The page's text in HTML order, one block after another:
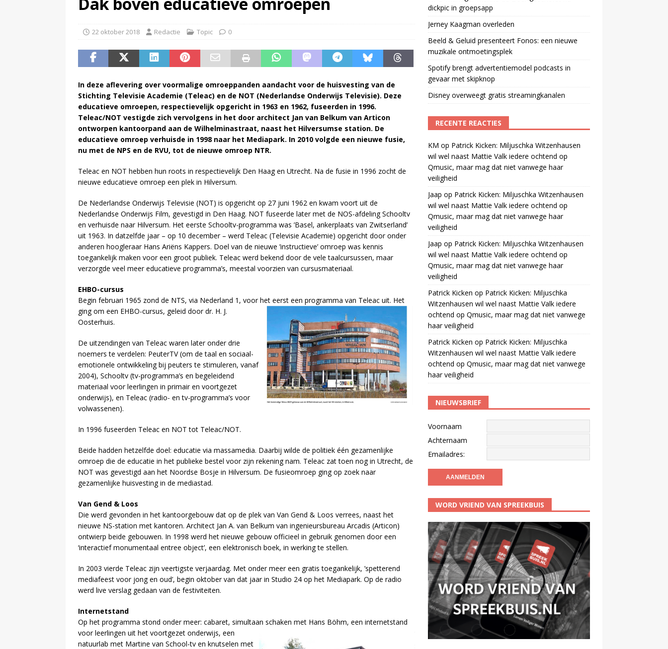
NPO-manager Menno de Boer geschorst na dickpic in groepsapp
22 oktober 2018 Redactie Topic 0
In deze aflevering over voormalige omroeppanden aandacht voor de huisvesting van de
Stichting Televisie Academie (Teleac) en de NOT (Nederlandse Onderwijs Televisie). Deze
educatieve omroepen, respectievelijk opgericht in 1963 en 1962, fuseerden in 1996.
Teleac/NOT vestigde zich vervolgens in het door architect Jan van Belkum van Articon
ontworpen kantoorpand aan de Wilhelminastraat, naast het Hilversumse station. De
educatieve omroep verhuisde in 1998 naar het Mediapark. In 2010 volgde een nieuwe fusie,
nu met de NPS en de RVU, tot de nieuwe omroep NTR.
Teleac en NOT hebben hun roots in respectievelijk Den Haag en Utrecht. Na de fusie in 1996 zocht de
nieuwe educatieve omroep een plek in Hilversum.
De Nederlandse Onderwijs Televisie (NOT) is opgericht op 27 juni 1962 en kwam voort uit de
Nederlandse Onderwijs Film, gevestigd in Den Haag. NOT fuseerde later met de NOS-afdeling Schooltv
en verhuisde naar Hilversum. Het eerste Schooltv-programma was ’Basel, ankerplaats van Zwitserland’
uit 1963. In datzelfde jaar – op 10 december – werd Teleac (Televisie Academie) opgericht door onder
anderen hoogleraar Hans Ariëns Kappers. Doel van de nieuwe ’instructieve’ omroep was kennis
toegankelijk maken voor een groot publiek. Teleac werd bekend door de vele taalcursussen, maar
verzorgde veel meer educatieve programma’s, meestal voorzien van cursusmateriaal.
EHBO-cursus
Begin februari 1965 zond de NTS, via Nederland 1, voor het eerst een programma van Teleac uit. Het
ging om een EHBO-cursus, geleid door dr. H. J.
Oosterhuis.
De uitzendingen van Teleac waren later onder drie
noemers te verdelen: PeuterTV (om de taal en sociaal-
emotionele ontwikkeling bij peuters te stimuleren, vanaf
2004), Schooltv (tv-programma’s en begeleidend
materiaal voor leerlingen in primair en voortgezet
onderwijs), en Teleac (radio- en tv-programma’s voor
volwassenen).
In 1996 fuseerden Teleac en NOT tot Teleac/NOT.
Beide hadden hetzelfde doel: educatie via massamedia. Daarbij wilde de politiek één gezamenlijke
omroep die de educatie in het publieke bestel voor zijn rekening nam. Teleac zat toen nog in Utrecht, de
NOT was gevestigd aan het Noordse Bosje in Hilversum. De fusieomroep ging op zoek naar
gezamenlijke huisvesting in de mediastad.
Van Gend & Loos
Die werd gevonden in het kantoorgebouw dat op de plek van Van Gend & Loos verrees, naast het
nieuwe NS-station met kantoren. Architect Jan A. van Belkum van ingenieursbureau Arcadis (Articon)
ontwierp beide gebouwen. In 1998 werd het nieuwe gebouw officieel in gebruik genomen door een
‘interactief monumentaal entree object’, een elektronisch boek, in werking te stellen.
In 2003 vierde Teleac zijn veertigste verjaardag. Met onder meer een gratis toegankelijk, ’spetterend
mediafeest voor jong en oud’, begin oktober van dat jaar in Studio 24 op het Mediapark. Op de radio
werd live verslag gedaan van de festiviteiten.
Internetstand
Op het programma stond onder meer: cabaret, simultaan schaken met Hans Böhm, een internetstand
voor leerlingen uit het voortgezet onderwijs, een
natuurlab met Martine van School-tv en knutselen met
dickpic in groepsapp
Jerney Kaagman overleden
Beeld & Geluid presenteert Fonos: een nieuwe
muzikale ontmoetingsplek
Spotify brengt advertentiemodel podcasts in
gevaar met skipknop
Disney overweegt gratis streamingkanalen
RECENTE REACTIES
KM op Patrick Kicken: Miljuschka Witzenhausen
wil wel naast Mattie Valk iedere ochtend op
Qmusic, maar mag dat niet vanwege haar
veiligheid
Jaap op Patrick Kicken: Miljuschka Witzenhausen
wil wel naast Mattie Valk iedere ochtend op
Qmusic, maar mag dat niet vanwege haar
veiligheid
Jaap op Patrick Kicken: Miljuschka Witzenhausen
wil wel naast Mattie Valk iedere ochtend op
Qmusic, maar mag dat niet vanwege haar
veiligheid
Patrick Kicken op Patrick Kicken: Miljuschka
Witzenhausen wil wel naast Mattie Valk iedere
ochtend op Qmusic, maar mag dat niet vanwege
haar veiligheid
Patrick Kicken op Patrick Kicken: Miljuschka
Witzenhausen wil wel naast Mattie Valk iedere
ochtend op Qmusic, maar mag dat niet vanwege
haar veiligheid
NIEUWSBRIEF
Voornaam
Achternaam
Emailadres:
WORD VRIEND VAN SPREEKBUIS